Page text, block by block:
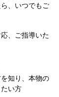
、いつでもご
、ご指導いた
知り、本物の
い方